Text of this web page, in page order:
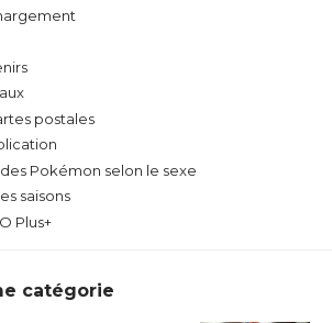
postales
Pokémon selon le sexe
saisons
Plus+
catégorie